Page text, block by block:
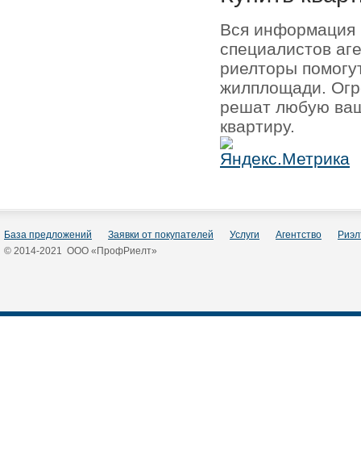
Вся информация
специалистов
риелторы
жилплощади.
решат любую
квартиру.
База предложений Заявки от покупателей Услуги Агентство
© 2014-2021 ООО «ПрофРиелт»